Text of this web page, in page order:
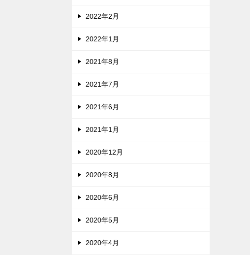
2022年2月
2022年1月
2021年8月
2021年7月
2021年6月
2021年1月
2020年12月
2020年8月
2020年6月
2020年5月
2020年4月